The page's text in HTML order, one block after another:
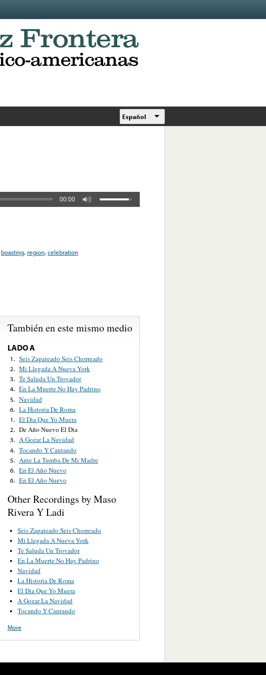
Español
00:00
boasting, region,celebration
También en este mismo medio
LADO A
1. Seis Zapateado Seis Chorreado
2. Mi Llegada A Nueva York
3. Te Saluda Un Trovador
4. En La Muerte No Hay Padrino
5. Navidad
6. La Historia De Roma
1. El Dia Que Yo Muera
2. De Año Nuevo El Dia
3. A Gozar La Navidad
4. Tocando Y Cantando
5. Ante La Tumba De Mi Madre
6. En El Año Nuevo
6. En El Año Nuevo
Other Recordings by Maso
Rivera Y Ladi
Seis Zapateado Seis Chorreado
Mi Llegada A Nueva York
Te Saluda Un Trovador
En La Muerte No Hay Padrino
Navidad
La Historia De Roma
El Dia Que Yo Muera
A Gozar La Navidad
Tocando Y Cantando
More